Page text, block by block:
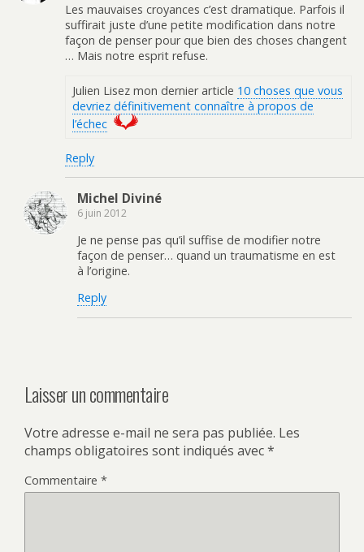
Les mauvaises croyances c’est dramatique. Parfois il
suffirait juste d’une petite modification dans notre
façon de penser pour que bien des choses changent
… Mais notre esprit refuse.
Julien Lisez mon dernier article 10 choses que vous
devriez définitivement connaître à propos de
l’échec
Reply
Michel Diviné
6 juin 2012
Je ne pense pas qu’il suffise de modifier notre
façon de penser… quand un traumatisme en est
à l’origine.
Reply
Laisser un commentaire
Votre adresse e-mail ne sera pas publiée. Les
champs obligatoires sont indiqués avec*
Commentaire *